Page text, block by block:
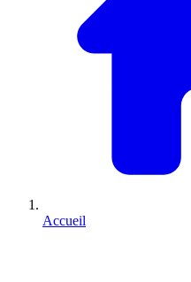
Accueil